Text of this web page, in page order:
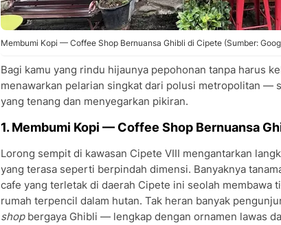
Membumi Kopi — Coffee Shop Bernuansa Ghibli di Cipete (Sumber:
Bagi kamu yang rindu hijaunya pepohonan tanpa harus
menawarkan pelarian singkat dari polusi metropolitan —
yang tenang dan menyegarkan pikiran.
1. Membumi Kopi — Coffee Shop Bernuansa
Lorong sempit di kawasan Cipete VIII mengantarkan
yang terasa seperti berpindah dimensi. Banyaknya
cafe yang terletak di daerah Cipete ini seolah membawa
rumah terpencil dalam hutan. Tak heran banyak
shopbergaya Ghibli — lengkap dengan ornamen lawas